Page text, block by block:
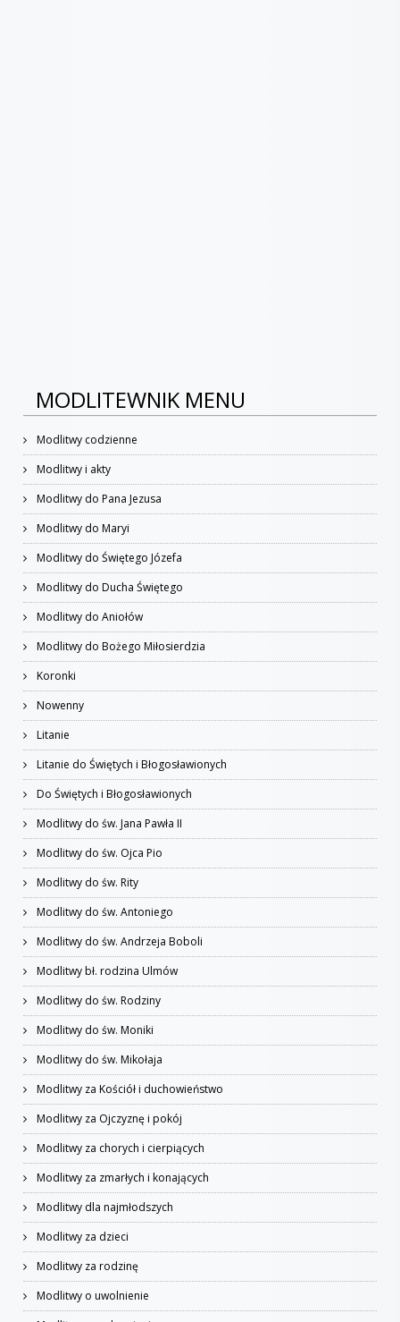
MODLITEWNIK MENU
Modlitwy codzienne
Modlitwy i akty
Modlitwy do Pana Jezusa
Modlitwy do Maryi
Modlitwy do Świętego Józefa
Modlitwy do Ducha Świętego
Modlitwy do Aniołów
Modlitwy do Bożego Miłosierdzia
Koronki
Nowenny
Litanie
Litanie do Świętych i Błogosławionych
Do Świętych i Błogosławionych
Modlitwy do św. Jana Pawła II
Modlitwy do św. Ojca Pio
Modlitwy do św. Rity
Modlitwy do św. Antoniego
Modlitwy do św. Andrzeja Boboli
Modlitwy bł. rodzina Ulmów
Modlitwy do św. Rodziny
Modlitwy do św. Moniki
Modlitwy do św. Mikołaja
Modlitwy za Kościół i duchowieństwo
Modlitwy za Ojczyznę i pokój
Modlitwy za chorych i cierpiących
Modlitwy za zmarłych i konających
Modlitwy dla najmłodszych
Modlitwy za dzieci
Modlitwy za rodzinę
Modlitwy o uwolnienie